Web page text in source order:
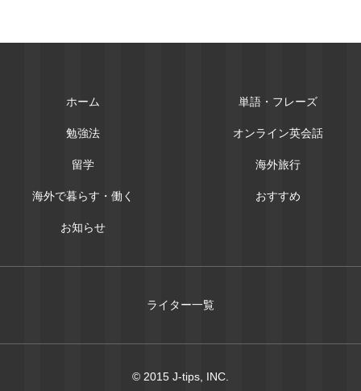
ホーム 単語・フレーズ
勉強法 オンライン英会話
留学 海外旅行
海外で暮らす・働く おすすめ
お知らせ
ライター一覧
© 2015 J-tips, INC.